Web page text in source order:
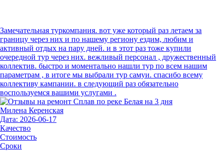
Замечательная туркомпания. вот уже который раз летаем за
границу через них и по нашему региону ездим, любим и
активный отдых на пару дней. и в этот раз тоже купили
очередной тур через них. вежливый персонал , дружественный
коллектив. быстро и моментально нашли тур по всем нашим
параметрам , в итоге мы выбрали тур самуи. спасибо всему
коллективу кампании. в следующий раз обязательно
воспользуемся вашими услугами .
Милена Керенская
Дата: 2026-06-17
Качество
Стоимость
Сроки